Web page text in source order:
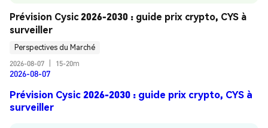
Prévision Cysic 2026-2030 : guide prix crypto, CYS à
surveiller
Perspectives du Marché
2026-08-07
15-20m
2026-08-07
Prévision Cysic 2026-2030 : guide prix crypto, CYS à
surveiller